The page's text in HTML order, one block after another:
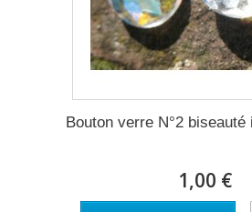
Bouton verre N°2
1,00 €